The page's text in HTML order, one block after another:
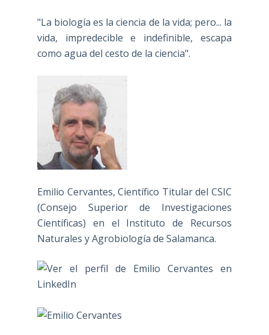
"La biología es la ciencia de la vida; pero... la
vida, impredecible e indefinible, escapa
como agua del cesto de la ciencia".
Emilio Cervantes, Científico Titular del CSIC
(Consejo Superior de Investigaciones
Científicas) en el Instituto de Recursos
Naturales y Agrobiología de Salamanca.